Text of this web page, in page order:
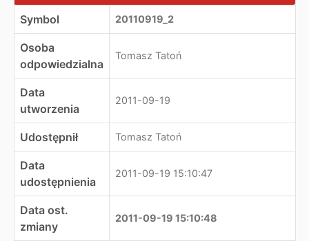
Symbol 20110919_2
Osoba
odpowiedzialna
Tomasz Tatoń
Data
utworzenia
2011-09-19
Udostępnił Tomasz Tatoń
Data
udostępnienia
2011-09-19 15:10:47
Data ost.
zmiany
2011-09-19 15:10:48